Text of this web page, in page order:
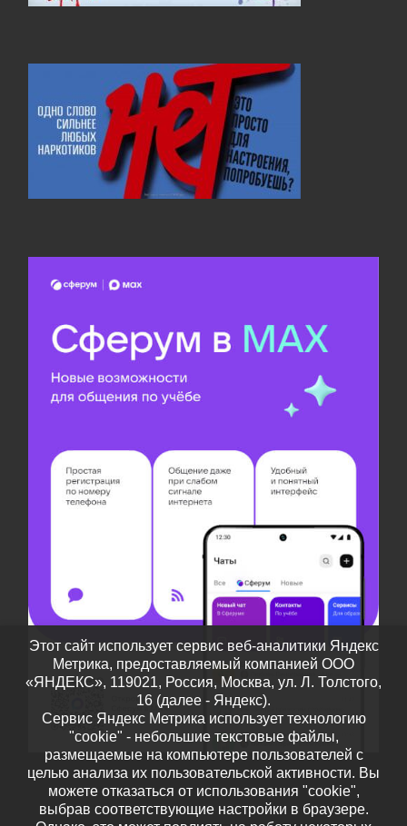
Этот сайт использует сервис веб-аналитики Яндекс
Метрика, предоставляемый компанией ООО
«ЯНДЕКС», 119021, Россия, Москва, ул. Л. Толстого,
16 (далее - Яндекс).
Сервис Яндекс Метрика использует технологию
"cookie" - небольшие текстовые файлы,
размещаемые на компьютере пользователей с
целью анализа их пользовательской активности. Вы
можете отказаться от использования "cookie",
выбрав соответствующие настройки в браузере.